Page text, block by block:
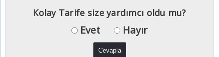
Kolay Tarife size yardımcı oldu mu?
Evet Hayır